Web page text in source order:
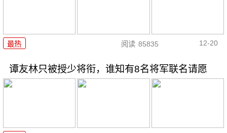
最热 阅读 85835 12-20
谭友林只被授少将衔，谁知有8名将军联名请愿